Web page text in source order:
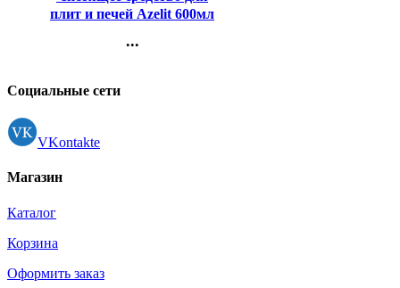
плит и печей Azelit 600мл
арт.218600
...
Регистрация
Социальные сети
VKontakte
Магазин
Каталог
Корзина
Оформить заказ